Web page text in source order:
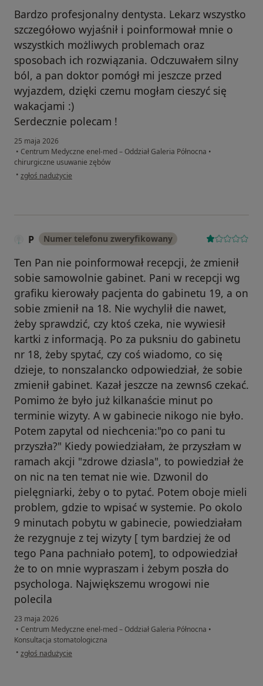
Bardzo profesjonalny dentysta. Lekarz wszystko
szczegółowo wyjaśnił i poinformował mnie o
wszystkich możliwych problemach oraz
sposobach ich rozwiązania. Odczuwałem silny
ból, a pan doktor pomógł mi jeszcze przed
wyjazdem, dzięki czemu mogłam cieszyć się
wakacjami :)
Serdecznie polecam !
25 maja 2026
• Centrum Medyczne enel-med – Oddział Galeria Północna •
chirurgiczne usuwanie zębów
• w opinii użytkownika Ana
zgłoś nadużycie
P Numer telefonu zweryfikowany
Ten Pan nie poinformował recepcji, że zmienił
sobie samowolnie gabinet. Pani w recepcji wg
grafiku kierowały pacjenta do gabinetu 19, a on
sobie zmienił na 18. Nie wychylił die nawet,
żeby sprawdzić, czy ktoś czeka, nie wywiesił
kartki z informacją. Po za puksniu do gabinetu
nr 18, żeby spytać, czy coś wiadomo, co się
dzieje, to nonszalancko odpowiedział, że sobie
zmienił gabinet. Kazał jeszcze na zewns6 czekać.
Pomimo że było już kilkanaście minut po
terminie wizyty. A w gabinecie nikogo nie było.
Potem zapytal od niechcenia:"po co pani tu
przyszła?" Kiedy powiedziałam, że przyszłam w
ramach akcji "zdrowe dziasla", to powiedział że
on nic na ten temat nie wie. Dzwonil do
pielęgniarki, żeby o to pytać. Potem oboje mieli
problem, gdzie to wpisać w systemie. Po okolo
9 minutach pobytu w gabinecie, powiedziałam
że rezygnuje z tej wizyty [ tym bardziej że od
tego Pana pachniało potem], to odpowiedział
że to on mnie wypraszam i żebym poszła do
psychologa. Największemu wrogowi nie
polecila
23 maja 2026
• Centrum Medyczne enel-med – Oddział Galeria Północna •
Konsultacja stomatologiczna
• w opinii użytkownika P
zgłoś nadużycie